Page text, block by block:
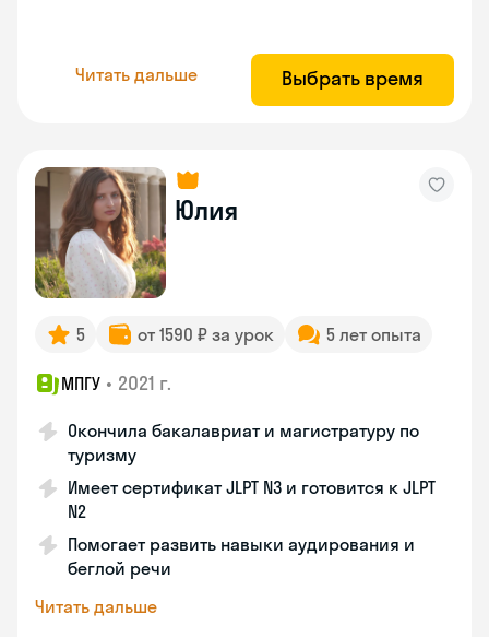
Читать дальше Выбрать время
Юлия
5 от 1590 ₽ за урок 5 лет опыта
МПГУ • 2021 г.
Окончила бакалавриат и магистратуру по
туризму
Имеет сертификат JLPT N3 и готовится к JLPT
N2
Помогает развить навыки аудирования и
беглой речи
Читать дальше